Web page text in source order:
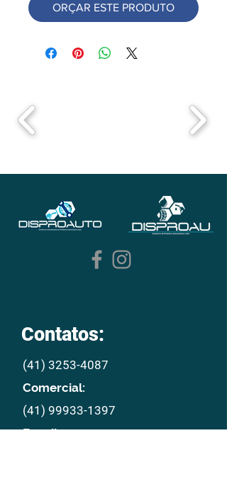
ORÇAR ESTE PRODUTO
Contatos:
(41) 3253-4087
Comercial:
(41) 99933-1397
E mail: